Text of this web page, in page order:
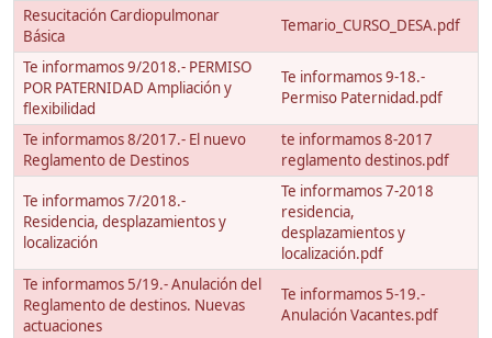
Resucitación Cardiopulmonar
Básica
Temario_CURSO_DESA.pdf
Te informamos 9/2018.- PERMISO
POR PATERNIDAD Ampliación y
flexibilidad
Te informamos 9-18.-
Permiso Paternidad.pdf
Te informamos 8/2017.- El nuevo
Reglamento de Destinos
te informamos 8-2017
reglamento destinos.pdf
Te informamos 7/2018.-
Residencia, desplazamientos y
localización
Te informamos 7-2018
residencia,
desplazamientos y
localización.pdf
Te informamos 5/19.- Anulación del
Reglamento de destinos. Nuevas
actuaciones
Te informamos 5-19.-
Anulación Vacantes.pdf